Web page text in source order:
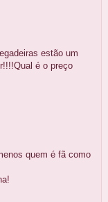
estão um
é o preço
quem é fã como